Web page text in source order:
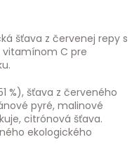
šťava z červenej repy s
C pre
%), šťava z červeného
pyré, malinové
citrónová šťava.
ekologického